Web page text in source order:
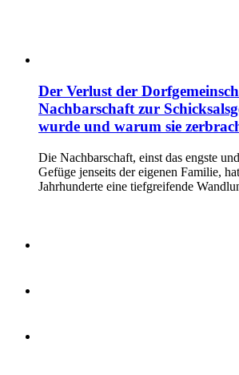
Der Verlust der
Nachbarschaft zur
wurde und warum sie
Die Nachbarschaft, einst das engste
Gefüge jenseits der eigenen Familie,
Jahrhunderte eine tiefgreifende